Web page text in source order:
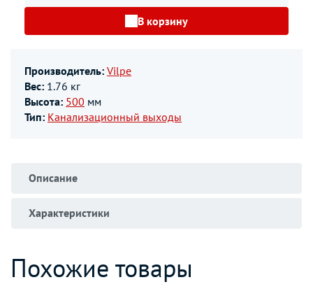
В корзину
Производитель: Vilpe
Вес: 1.76 кг
Высота: 500 мм
Тип: Канализационный выходы
Описание
Характеристики
Похожие товары